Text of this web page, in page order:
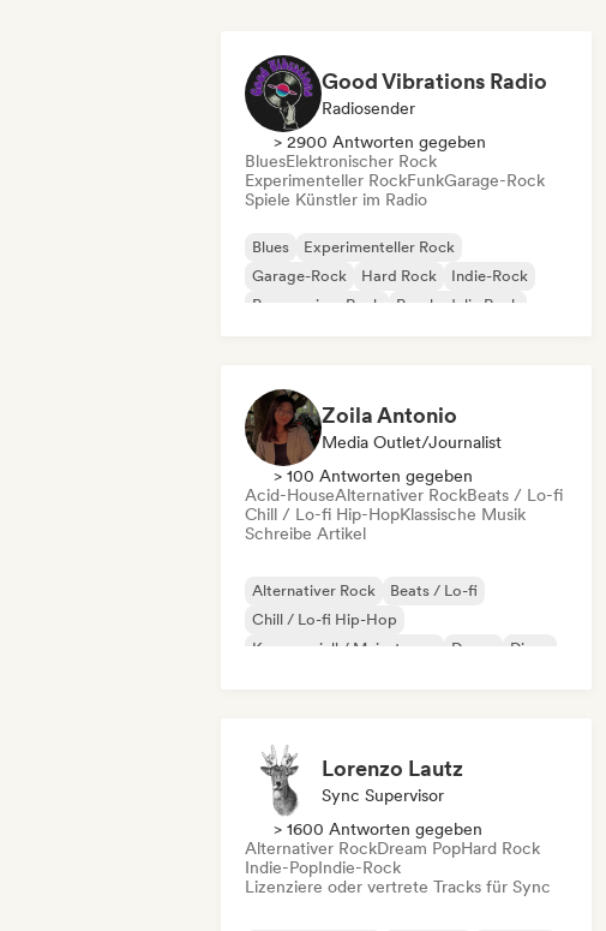
Good Vibrations Radio
Radiosender
> 2900 Antworten gegeben
BluesElektronischer Rock
Experimenteller RockFunkGarage-Rock
Spiele Künstler im Radio
Blues
Experimenteller Rock
Garage-Rock
Hard Rock
Indie-Rock
Progressiver Rock
Psychedelic Rock
Zoila Antonio
Media Outlet/Journalist
> 100 Antworten gegeben
Acid-HouseAlternativer RockBeats / Lo-fi
Chill / Lo-fi Hip-HopKlassische Musik
Schreibe Artikel
Alternativer Rock
Beats / Lo-fi
Chill / Lo-fi Hip-Hop
Kommerziell / Mainstream
Dance
Disco
Lorenzo Lautz
Sync Supervisor
> 1600 Antworten gegeben
Alternativer RockDream PopHard Rock
Indie-PopIndie-Rock
Lizenziere oder vertrete Tracks für Sync